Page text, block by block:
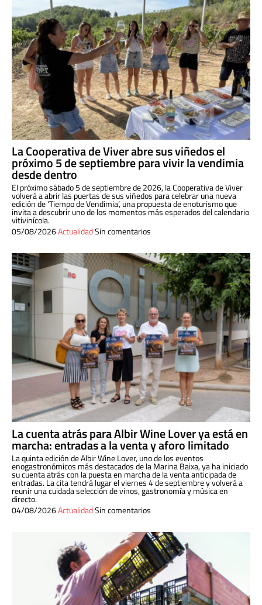
La Cooperativa de Viver abre sus viñedos el
próximo 5 de septiembre para vivir la vendimia
desde dentro
El próximo sábado 5 de septiembre de 2026, la Cooperativa de Viver
volverá a abrir las puertas de sus viñedos para celebrar una nueva
edición de ‘Tiempo de Vendimia’, una propuesta de enoturismo que
invita a descubrir uno de los momentos más esperados del calendario
vitivinícola.
05/08/2026ActualidadSin comentarios
La cuenta atrás para Albir Wine Lover ya está en
marcha: entradas a la venta y aforo limitado
La quinta edición de Albir Wine Lover, uno de los eventos
enogastronómicos más destacados de la Marina Baixa, ya ha iniciado
su cuenta atrás con la puesta en marcha de la venta anticipada de
entradas. La cita tendrá lugar el viernes 4 de septiembre y volverá a
reunir una cuidada selección de vinos, gastronomía y música en
directo.
04/08/2026ActualidadSin comentarios